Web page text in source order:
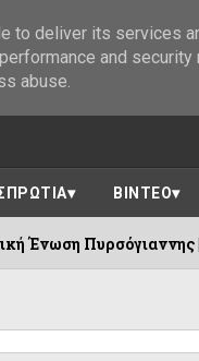
ΒΙΝΤΕΟ
||Πλήθος
to deliver its services
and
abuse.